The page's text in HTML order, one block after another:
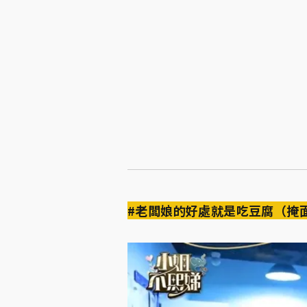
#老闆娘的好處就是吃豆腐（掩